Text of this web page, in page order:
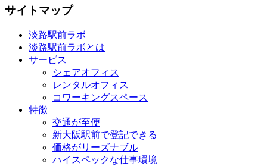
サイトマップ
淡路駅前ラボ
淡路駅前ラボとは
サービス
シェアオフィス
レンタルオフィス
コワーキングスペース
特徴
交通が至便
新大阪駅前で登記できる
価格がリーズナブル
ハイスペックな仕事環境